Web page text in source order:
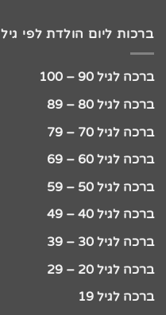
ברכות ליום הולדת לפי גיל
ברכה לגיל 90 – 100
ברכה לגיל 80 – 89
ברכה לגיל 70 – 79
ברכה לגיל 60 – 69
ברכה לגיל 50 – 59
ברכה לגיל 40 – 49
ברכה לגיל 30 – 39
ברכה לגיל 20 – 29
ברכה לגיל 19